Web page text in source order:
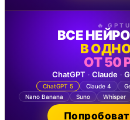
🔥
ВСЕ
В
ОТ 50
ChatGPT · Claude ·
ChatGPT 5 Claude 4
Nano Banana
Suno Whisper